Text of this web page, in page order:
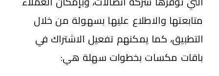
متابعتها والاطلاع عليها بسهولة من خلال
التطبيق، كما يمكنهم تفعيل الاشتراك في
باقات مكسات بخطوات سهلة هي: